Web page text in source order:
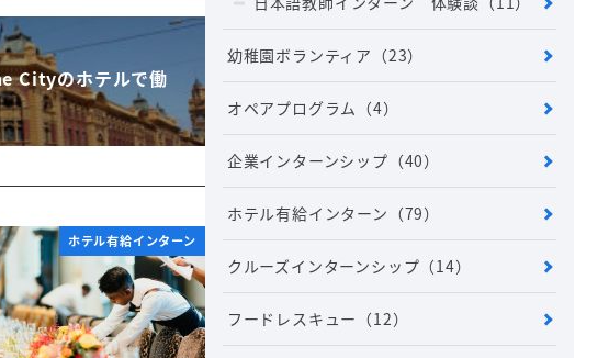
Cityのホテルで働
ホテル有給インターン
幼稚園ボランティア （23）
オペアプログラム （4）
企業インターンシップ （40）
ホテル有給インターン （79）
クルーズインターンシップ （14）
フードレスキュー （12）